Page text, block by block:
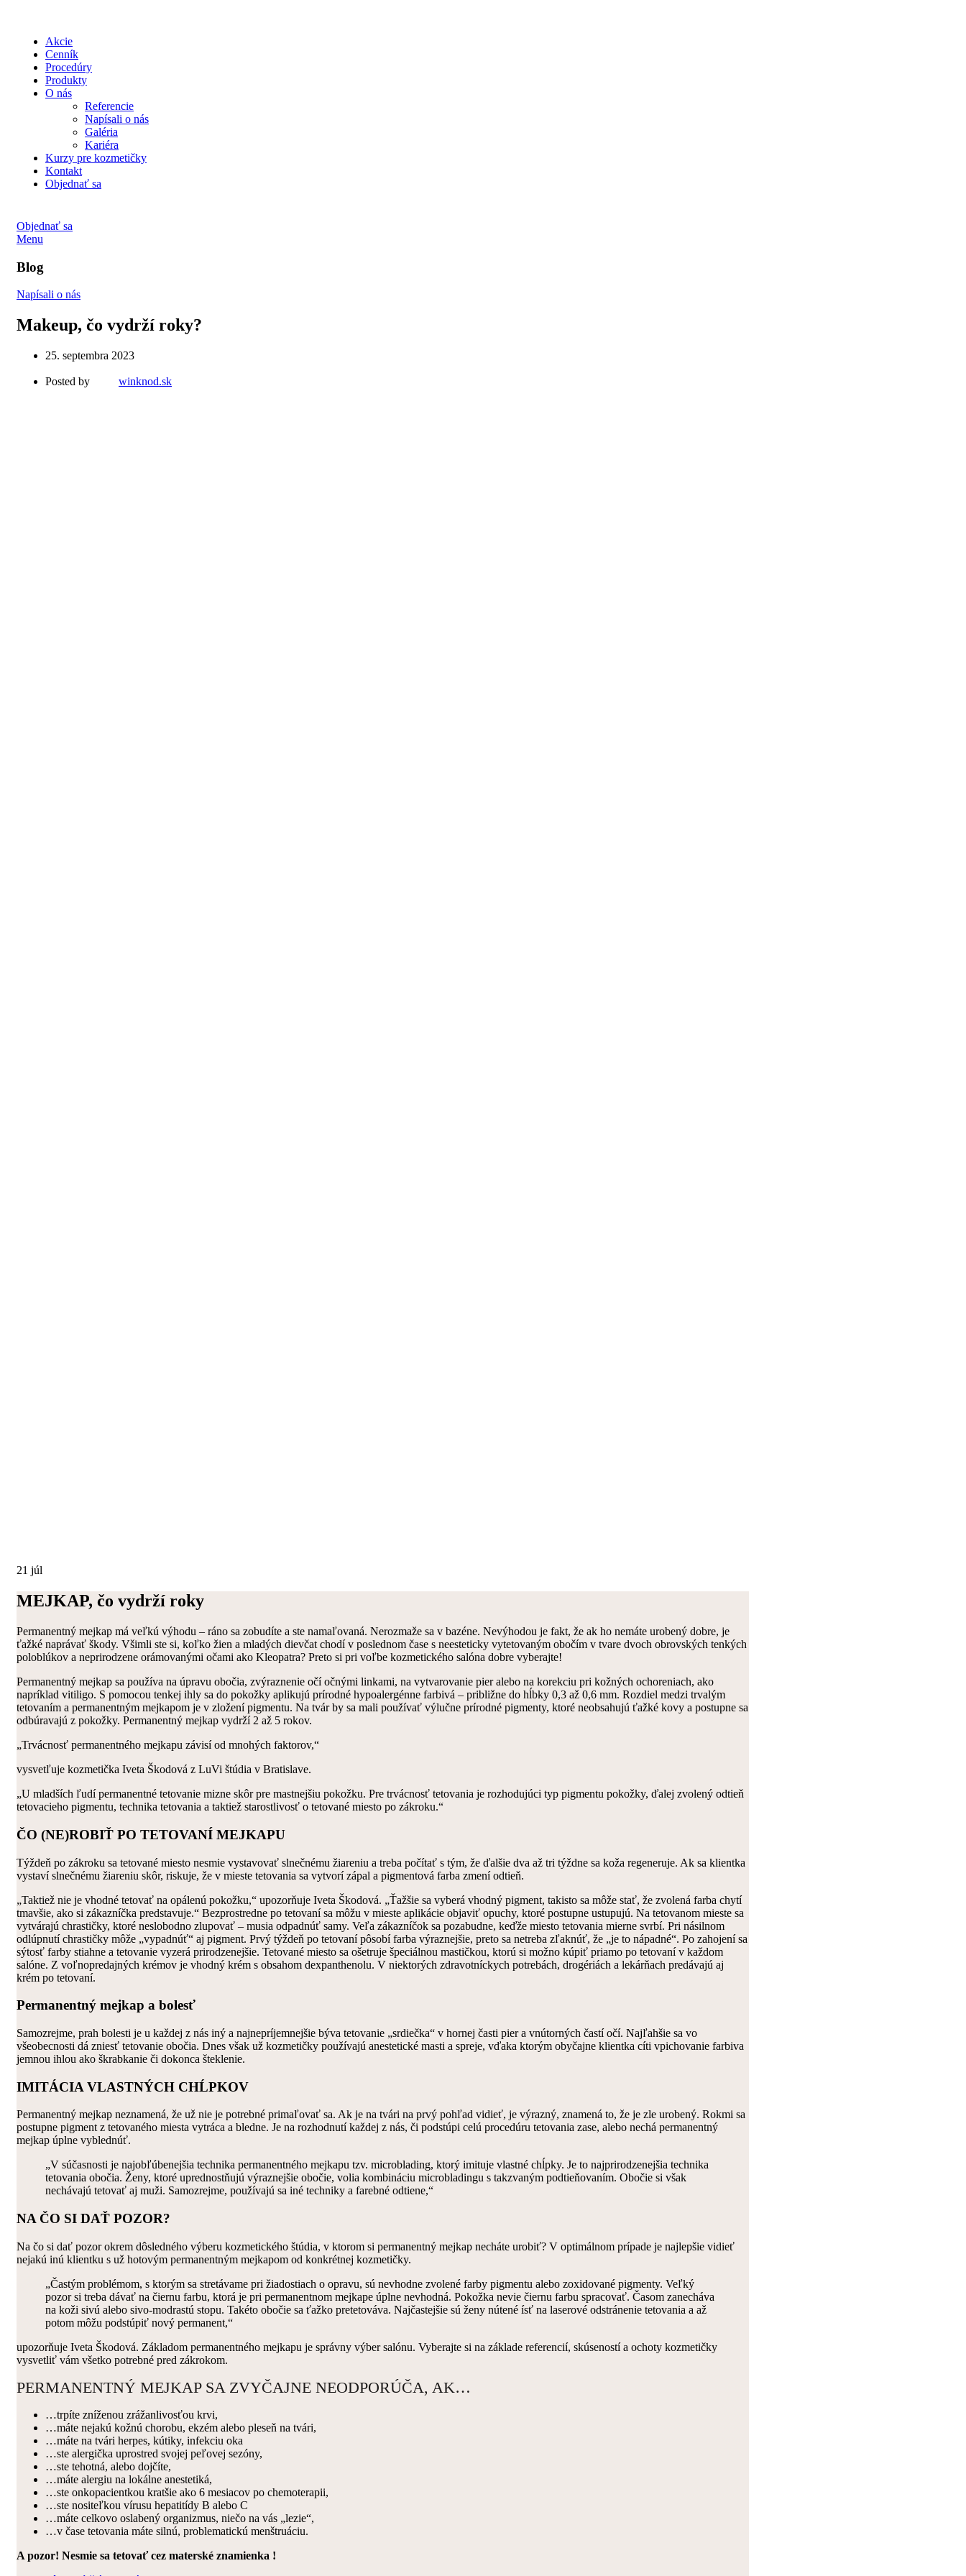
Akcie
Cenník
Procedúry
Produkty
O nás
Referencie
Napísali o nás
Galéria
Kariéra
Kurzy pre kozmetičky
Kontakt
Objednať sa
Objednať sa
Menu
Blog
Napísali o nás
Makeup, čo vydrží roky?
25. septembra 2023
Posted by winknod.sk
21 júl
MEJKAP, čo vydrží roky
Permanentný mejkap má veľkú výhodu – ráno sa zobudíte a ste namaľovaná. Nerozmaže sa v bazéne. Nevýhodou je fakt, že ak ho nemáte urobený dobre, je
ťažké naprávať škody. Všimli ste si, koľko žien a mladých dievčat chodí v poslednom čase s neesteticky vytetovaným obočím v tvare dvoch obrovských tenkých
poloblúkov a neprirodzene orámovanými očami ako Kleopatra? Preto si pri voľbe kozmetického salóna dobre vyberajte!
Permanentný mejkap sa používa na úpravu obočia, zvýraznenie očí očnými linkami, na vytvarovanie pier alebo na korekciu pri kožných ochoreniach, ako
napríklad vitiligo. S pomocou tenkej ihly sa do pokožky aplikujú prírodné hypoalergénne farbivá – približne do hĺbky 0,3 až 0,6 mm. Rozdiel medzi trvalým
tetovaním a permanentným mejkapom je v zložení pigmentu. Na tvár by sa mali používať výlučne prírodné pigmenty, ktoré neobsahujú ťažké kovy a postupne sa
odbúravajú z pokožky. Permanentný mejkap vydrží 2 až 5 rokov.
„Trvácnosť permanentného mejkapu závisí od mnohých faktorov,“
vysvetľuje kozmetička Iveta Škodová z LuVi štúdia v Bratislave.
„U mladších ľudí permanentné tetovanie mizne skôr pre mastnejšiu pokožku. Pre trvácnosť tetovania je rozhodujúci typ pigmentu pokožky, ďalej zvolený odtieň
tetovacieho pigmentu, technika tetovania a taktiež starostlivosť o tetované miesto po zákroku.“
ČO (NE)ROBIŤ PO TETOVANÍ MEJKAPU
Týždeň po zákroku sa tetované miesto nesmie vystavovať slnečnému žiareniu a treba počítať s tým, že ďalšie dva až tri týždne sa koža regeneruje. Ak sa klientka
vystaví slnečnému žiareniu skôr, riskuje, že v mieste tetovania sa vytvorí zápal a pigmentová farba zmení odtieň.
„Taktiež nie je vhodné tetovať na opálenú pokožku,“ upozorňuje Iveta Škodová. „Ťažšie sa vyberá vhodný pigment, takisto sa môže stať, že zvolená farba chytí
tmavšie, ako si zákazníčka predstavuje.“ Bezprostredne po tetovaní sa môžu v mieste aplikácie objaviť opuchy, ktoré postupne ustupujú. Na tetovanom mieste sa
vytvárajú chrastičky, ktoré neslobodno zlupovať – musia odpadnúť samy. Veľa zákazníčok sa pozabudne, keďže miesto tetovania mierne svrbí. Pri násilnom
odlúpnutí chrastičky môže „vypadnúť“ aj pigment. Prvý týždeň po tetovaní pôsobí farba výraznejšie, preto sa netreba zľaknúť, že „je to nápadné“. Po zahojení sa
sýtosť farby stiahne a tetovanie vyzerá prirodzenejšie. Tetované miesto sa ošetruje špeciálnou mastičkou, ktorú si možno kúpiť priamo po tetovaní v každom
salóne. Z voľnopredajných krémov je vhodný krém s obsahom dexpanthenolu. V niektorých zdravotníckych potrebách, drogériách a lekárňach predávajú aj
krém po tetovaní.
Permanentný mejkap a bolesť
Samozrejme, prah bolesti je u každej z nás iný a najnepríjemnejšie býva tetovanie „srdiečka“ v hornej časti pier a vnútorných častí očí. Najľahšie sa vo
všeobecnosti dá zniesť tetovanie obočia. Dnes však už kozmetičky používajú anestetické masti a spreje, vďaka ktorým obyčajne klientka cíti vpichovanie farbiva
jemnou ihlou ako škrabkanie či dokonca šteklenie.
IMITÁCIA VLASTNÝCH CHĹPKOV
Permanentný mejkap neznamená, že už nie je potrebné primaľovať sa. Ak je na tvári na prvý pohľad vidieť, je výrazný, znamená to, že je zle urobený. Rokmi sa
postupne pigment z tetovaného miesta vytráca a bledne. Je na rozhodnutí každej z nás, či podstúpi celú procedúru tetovania zase, alebo nechá permanentný
mejkap úplne vyblednúť.
„V súčasnosti je najobľúbenejšia technika permanentného mejkapu tzv. microblading, ktorý imituje vlastné chĺpky. Je to najprirodzenejšia technika
tetovania obočia. Ženy, ktoré uprednostňujú výraznejšie obočie, volia kombináciu microbladingu s takzvaným podtieňovaním. Obočie si však
nechávajú tetovať aj muži. Samozrejme, používajú sa iné techniky a farebné odtiene,“
NA ČO SI DAŤ POZOR?
Na čo si dať pozor okrem dôsledného výberu kozmetického štúdia, v ktorom si permanentný mejkap necháte urobiť? V optimálnom prípade je najlepšie vidieť
nejakú inú klientku s už hotovým permanentným mejkapom od konkrétnej kozmetičky.
„Častým problémom, s ktorým sa stretávame pri žiadostiach o opravu, sú nevhodne zvolené farby pigmentu alebo zoxidované pigmenty. Veľký
pozor si treba dávať na čiernu farbu, ktorá je pri permanentnom mejkape úplne nevhodná. Pokožka nevie čiernu farbu spracovať. Časom zanecháva
na koži sivú alebo sivo-modrastú stopu. Takéto obočie sa ťažko pretetováva. Najčastejšie sú ženy nútené ísť na laserové odstránenie tetovania a až
potom môžu podstúpiť nový permanent,“
upozorňuje Iveta Škodová. Základom permanentného mejkapu je správny výber salónu. Vyberajte si na základe referencií, skúseností a ochoty kozmetičky
vysvetliť vám všetko potrebné pred zákrokom.
PERMANENTNÝ MEJKAP SA ZVYČAJNE NEODPORÚČA, AK…
…trpíte zníženou zrážanlivosťou krvi,
…máte nejakú kožnú chorobu, ekzém alebo pleseň na tvári,
…máte na tvári herpes, kútiky, infekciu oka
…ste alergička uprostred svojej peľovej sezóny,
…ste tehotná, alebo dojčíte,
…máte alergiu na lokálne anestetiká,
…ste onkopacientkou kratšie ako 6 mesiacov po chemoterapii,
…ste nositeľkou vírusu hepatitídy B alebo C
…máte celkovo oslabený organizmus, niečo na vás „lezie“,
…v čase tetovania máte silnú, problematickú menštruáciu.
A pozor! Nesmie sa tetovať cez materské znamienka !